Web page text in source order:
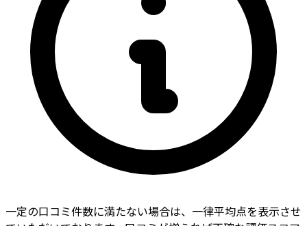
一定の口コミ件数に満たない場合は、一律平均点を表示させ